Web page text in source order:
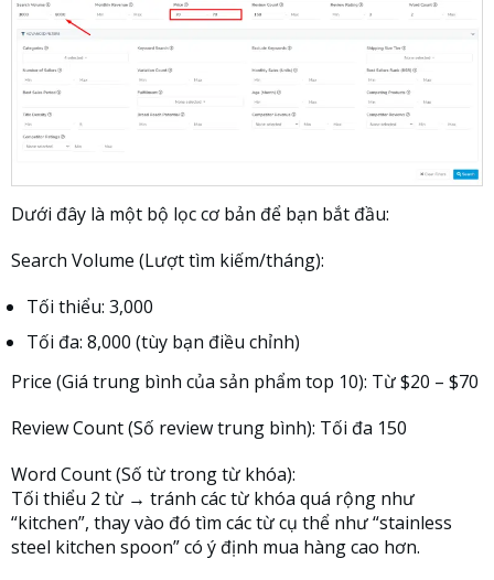
Dưới đây là một bộ lọc cơ bản để bạn bắt đầu:
Search Volume (Lượt tìm kiếm/tháng):
Tối thiểu: 3,000
Tối đa: 8,000 (tùy bạn điều chỉnh)
Price (Giá trung bình của sản phẩm top 10): Từ $20 – $70
Review Count (Số review trung bình): Tối đa 150
Word Count (Số từ trong từ khóa):
Tối thiểu 2 từ → tránh các từ khóa quá rộng như
“kitchen”, thay vào đó tìm các từ cụ thể như “stainless
steel kitchen spoon” có ý định mua hàng cao hơn.